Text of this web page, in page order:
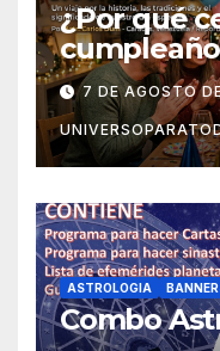
¿Por qué
7 DE AGOSTO
ASTROLOGIA
Combo